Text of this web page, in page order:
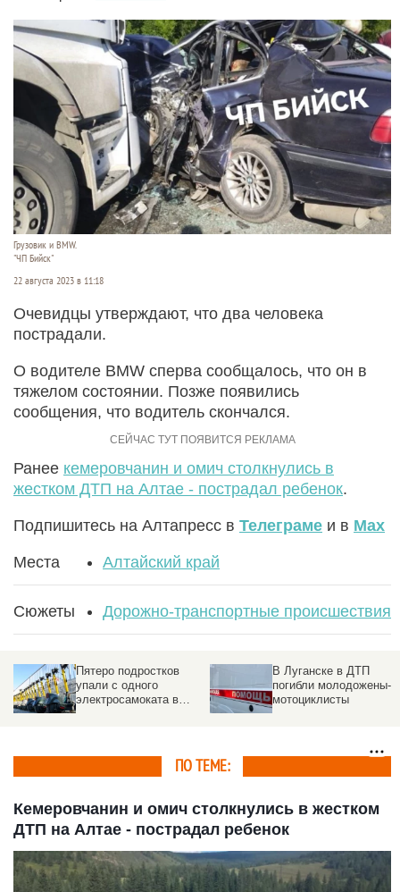
Грузовик и BMW.
"ЧП Бийск"
22 августа 2023 в 11:18
Очевидцы утверждают, что два человека
пострадали.
О водителе BMW сперва сообщалось, что он в
тяжелом состоянии. Позже появились
сообщения, что водитель скончался.
Ранее кемеровчанин и омич столкнулись в
жестком ДТП на Алтае - пострадал ребенок.
Подпишитесь на Алтапресс в Телеграме и в Max
Места Алтайский край
Сюжеты Дорожно-транспортные происшествия
Пятеро подростков
упали с одного
электросамоката в
В Луганске в ДТП
погибли молодожены-
мотоциклисты
ПО ТЕМЕ:
Кемеровчанин и омич столкнулись в жестком
ДТП на Алтае - пострадал ребенок